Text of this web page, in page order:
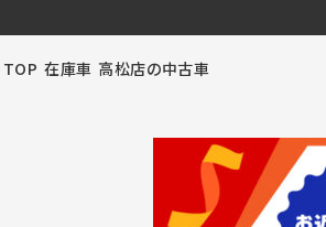
TOP 在庫車 高松店の中古車